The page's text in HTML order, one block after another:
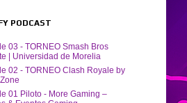
PODCAST
03 - TORNEO Smash Bros
| Universidad de Morelia
02 - TORNEO Clash Royale by
01 Piloto - More Gaming –